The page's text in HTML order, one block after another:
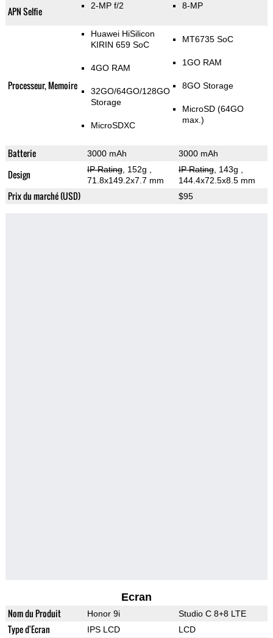
APN Selfie 2-MP f/2 8-MP
Processeur, Memoire
Huawei HiSilicon
KIRIN 659 SoC
4GO RAM
32GO/64GO/128GO
Storage
MicroSDXC
MT6735 SoC
1GO RAM
8GO Storage
MicroSD (64GO
max.)
Batterie 3000 mAh 3000 mAh
Design IP Rating, 152g
71.8x149.2x7.7 mm
IP Rating, 143g
144.4x72.5x8.5 mm
Prix du marché (USD) $95
Ecran
Nom du Produit Honor 9i Studio C 8+8 LTE
Type d'Ecran IPS LCD LCD